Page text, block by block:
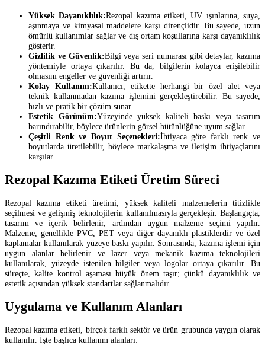
Yüksek Dayanıklılık:Rezopal kazıma etiketi, UV ışınlarına, suya,
aşınmaya ve kimyasal maddelere karşı dirençlidir. Bu sayede, uzun
ömürlü kullanımlar sağlar ve dış ortam koşullarına karşı dayanıklılık
gösterir.
Gizlilik ve Güvenlik:Bilgi veya seri numarası gibi detaylar, kazıma
yöntemiyle ortaya çıkarılır. Bu da, bilgilerin kolayca erişilebilir
olmasını engeller ve güvenliği artırır.
Kolay Kullanım:Kullanıcı, etikette herhangi bir özel alet veya
teknik kullanmadan kazıma işlemini gerçekleştirebilir. Bu sayede,
hızlı ve pratik bir çözüm sunar.
Estetik Görünüm:Yüzeyinde yüksek kaliteli baskı veya tasarım
barındırabilir, böylece ürünlerin görsel bütünlüğüne uyum sağlar.
Çeşitli Renk ve Boyut Seçenekleri:İhtiyaca göre farklı renk ve
boyutlarda üretilebilir, böylece markalaşma ve iletişim ihtiyaçlarını
karşılar.
Rezopal Kazıma Etiketi Üretim Süreci
Rezopal kazıma etiketi üretimi, yüksek kaliteli malzemelerin titizlikle
seçilmesi ve gelişmiş teknolojilerin kullanılmasıyla gerçekleşir. Başlangıçta,
tasarım ve içerik belirlenir, ardından uygun malzeme seçimi yapılır.
Malzeme, genellikle PVC, PET veya diğer dayanıklı plastiklerdir ve özel
kaplamalar kullanılarak yüzeye baskı yapılır. Sonrasında, kazıma işlemi için
uygun alanlar belirlenir ve lazer veya mekanik kazıma teknolojileri
kullanılarak, yüzeyde istenilen bilgiler veya logolar ortaya çıkarılır. Bu
süreçte, kalite kontrol aşaması büyük önem taşır; çünkü dayanıklılık ve
estetik açısından yüksek standartlar sağlanmalıdır.
Uygulama ve Kullanım Alanları
Rezopal kazıma etiketi, birçok farklı sektör ve ürün grubunda yaygın olarak
kullanılır. İşte başlıca kullanım alanları: